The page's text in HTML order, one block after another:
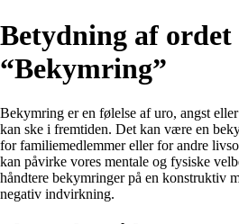
Betydning af ordet
“Bekymring”
Bekymring er en følelse af uro, angst
kan ske i fremtiden. Det kan være en
for familiemedlemmer eller for andre
kan påvirke vores mentale og fysiske
håndtere bekymringer på en konstruktiv
negativ indvirkning.